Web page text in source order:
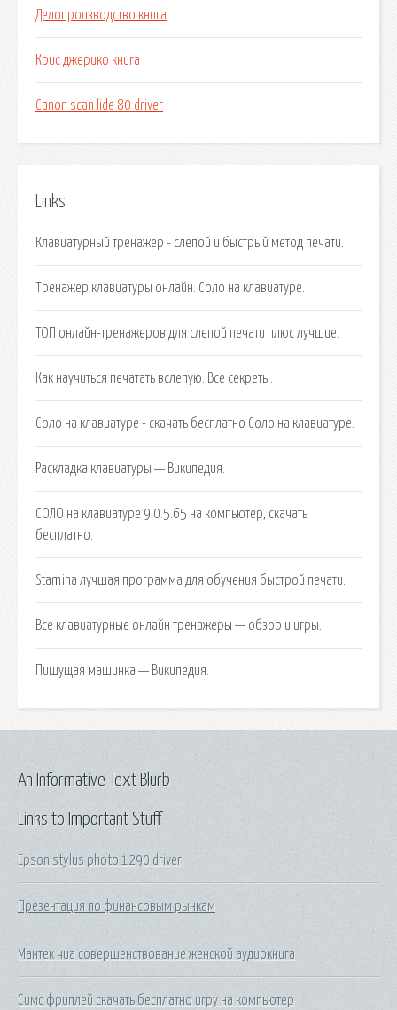
Делопроизводство книга
Крис джерико книга
Canon scan lide 80 driver
Links
Клавиатурный тренажёр - слепой и быстрый метод печати.
Тренажер клавиатуры онлайн. Соло на клавиатуре.
ТОП онлайн-тренажеров для слепой печати плюс лучшие.
Как научиться печатать вслепую. Все секреты.
Соло на клавиатуре - скачать бесплатно Соло на клавиатуре.
Раскладка клавиатуры — Википедия.
СОЛО на клавиатуре 9.0.5.65 на компьютер, скачать
бесплатно.
Stamina лучшая программа для обучения быстрой печати.
Все клавиатурные онлайн тренажеры — обзор и игры.
Пишущая машинка — Википедия.
Links to Important Stuff
Epson stylus photo 1290 driver
Презентация по финансовым рынкам
Мантек чиа совершенствование женской аудиокнига
Симс фриплей скачать бесплатно игру на компьютер
An Informative Text Blurb